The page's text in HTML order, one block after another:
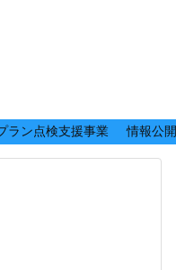
ラン点検支援事業 情報公開